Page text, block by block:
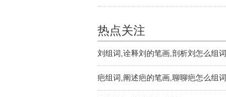
热点关注
刘组词,诠释刘的笔画,剖析刘怎么组词
疤组词,阐述疤的笔画,聊聊疤怎么组词